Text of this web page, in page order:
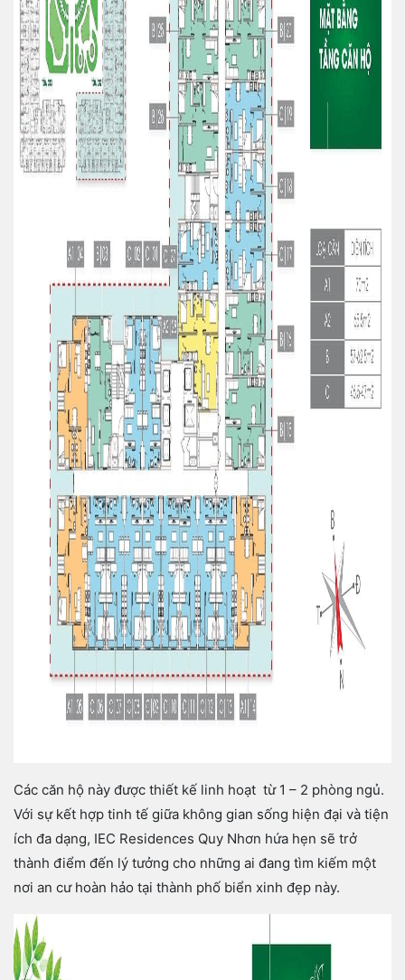
Các căn hộ này được thiết kế linh hoạt từ 1 – 2 phòng ngủ.
Với sự kết hợp tinh tế giữa không gian sống hiện đại và tiện
ích đa dạng, IEC Residences Quy Nhơn hứa hẹn sẽ trở
thành điểm đến lý tưởng cho những ai đang tìm kiếm một
nơi an cư hoàn hảo tại thành phố biển xinh đẹp này.